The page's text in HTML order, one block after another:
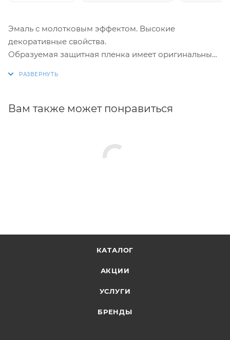
Эмаль с молотковым эффектом. Высокие
декоративные свойства.
Образуемая защитная пленка имеет оригинальный
антикоррозионными свойствами. Быстросохнущая.
Вам также может понравиться
КАТАЛОГ
АКЦИИ
УСЛУГИ
БРЕНДЫ